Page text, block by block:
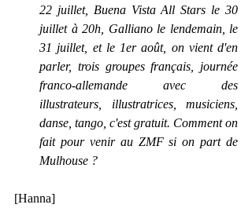
22 juillet, Buena Vista All Stars le 30
juillet à 20h, Galliano le lendemain, le
31 juillet, et le 1er août, on vient d'en
parler, trois groupes français, journée
franco-allemande avec des
illustrateurs, illustratrices, musiciens,
danse, tango, c'est gratuit. Comment on
fait pour venir au ZMF si on part de
Mulhouse ?
[Hanna]